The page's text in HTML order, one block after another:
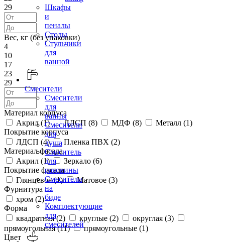
Шкафы
и
пеналы
Столы
Стульчики
для
ванной
Смесители
Смесители
для
ванны
Смесители
для
душа
Смеситель
для
раковины
Смесители
на
биде
Комплектующие
для
смесителей
29
Вес, кг (без упаковки)
4
10
17
23
29
Материал корпуса
Акрил (1) ЛДСП (8) МДФ (8) Металл (1)
Покрытие корпуса
ЛДСП (4) Пленка ПВХ (2)
Материал фасада
Акрил (1) Зеркало (6)
Покрытие фасада
Глянцевое (1) Матовое (3)
Фурнитура
хром (2)
Форма
квадратная (2) круглые (2) округлая (3)
прямоугольная (11) прямоугольные (1)
Цвет